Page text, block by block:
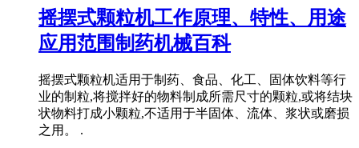
摇摆式颗粒机工作原理、特性、用途
应用范围制药机械百科
摇摆式颗粒机适用于制药、食品、化工、固体饮料等行
业的制粒,将搅拌好的物料制成所需尺寸的颗粒,或将结块
状物料打成小颗粒,不适用于半固体、流体、浆状或磨损
之用。 .